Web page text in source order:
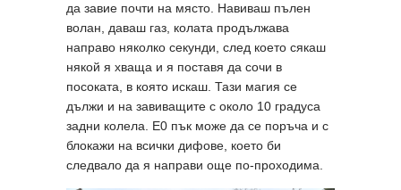
да завие почти на място. Навиваш пълен
волан, даваш газ, колата продължава
направо няколко секунди, след което сякаш
някой я хваща и я поставя да сочи в
посоката, в която искаш. Тази магия се
дължи и на завиващите с около 10 градуса
задни колела. E0 пък може да се поръча и с
блокажи на всички дифове, което би
следвало да я направи още по-проходима.